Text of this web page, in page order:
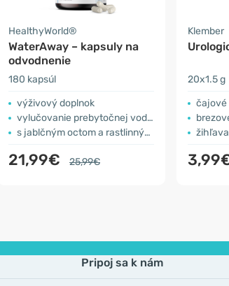
HealthyWorld®
WaterAway – kapsuly na
odvodnenie
180 kapsúl
výživový doplnok
vylučovanie prebytočnej vody z tela
s jablčným octom a rastlinnými extraktmi
21,99€ 25,99€
Klember
20x1.5 g
čajové
žihľava
Pripoj sa k nám